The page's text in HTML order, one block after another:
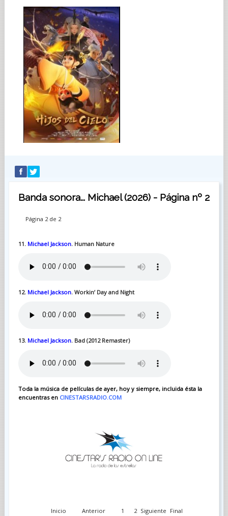
Banda sonora... Michael (2026) - Página nº 2
Página 2 de 2
11. Michael Jackson. Human Nature
12. Michael Jackson. Workin’ Day and Night
13. Michael Jackson. Bad (2012 Remaster)
Toda la música de películas de ayer, hoy y siempre, incluida ésta la
encuentras en CINESTARSRADIO.COM
Inicio Anterior 1 2 Siguiente Final